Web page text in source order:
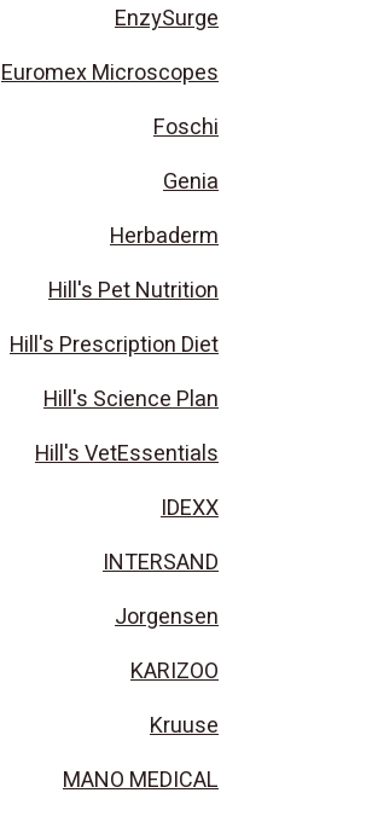
EnzySurge
Euromex Microscopes
Foschi
Genia
Herbaderm
Hill's Pet Nutrition
Hill's Prescription Diet
Hill's Science Plan
Hill's VetEssentials
IDEXX
INTERSAND
Jorgensen
KARIZOO
Kruuse
MANO MEDICAL